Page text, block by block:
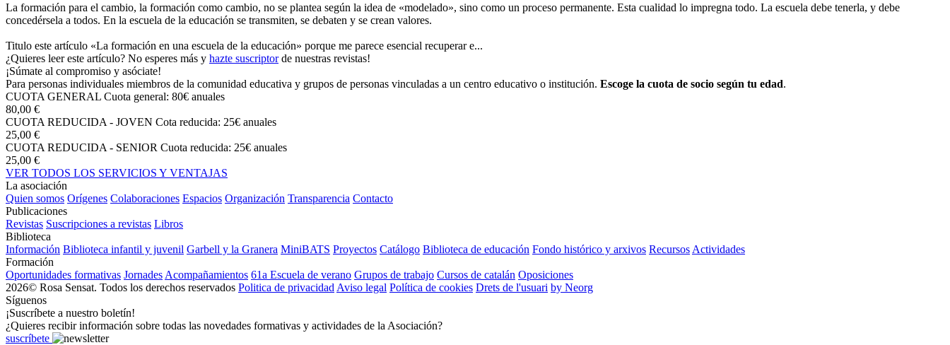
La formación para el cambio, la formación como cambio, no se plantea según la idea de «modelado», sino como un proceso permanente. Esta cualidad lo impregna todo. La escuela debe tenerla, y debe
concedérsela a todos. En la escuela de la educación se transmiten, se debaten y se crean valores.
Titulo este artículo «La formación en una escuela de la educación» porque me parece esencial recuperar e...
¿Quieres leer este artículo? No esperes más y hazte suscriptor de nuestras revistas!
¡Súmate al compromiso y asóciate!
Para personas individuales miembros de la comunidad educativa y grupos de personas vinculadas a un centro educativo o institución. Escoge la cuota de socio según tu edad.
CUOTA GENERAL Cuota general: 80€ anuales
80,00 €
CUOTA REDUCIDA - JOVEN Cota reducida: 25€ anuales
25,00 €
CUOTA REDUCIDA - SENIOR Cuota reducida: 25€ anuales
25,00 €
VER TODOS LOS SERVICIOS Y VENTAJAS
La asociación
Quien somos Orígenes Colaboraciones Espacios Organización Transparencia Contacto
Publicaciones
Revistas Suscripciones a revistas Libros
Biblioteca
Información Biblioteca infantil y juvenil Garbell y la Granera MiniBATS Proyectos Catálogo Biblioteca de educación Fondo histórico y arxivos Recursos Actividades
Formación
Oportunidades formativas Jornades Acompañamientos 61a Escuela de verano Grupos de trabajo Cursos de catalán Oposiciones
2026© Rosa Sensat. Todos los derechos reservados Politica de privacidad Aviso legal Política de cookies Drets de l'usuari by Neorg
Síguenos
¡Suscríbete a nuestro boletín!
¿Quieres recibir información sobre todas las novedades formativas y actividades de la Asociación?
suscríbete